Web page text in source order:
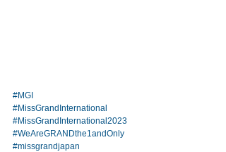
#MGI
#MissGrandInternational
#MissGrandInternational2023
#WeAreGRANDthe1andOnly
#missgrandjapan